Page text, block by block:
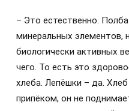
– Это естественно.
минеральных элементов,
биологически активных
чего. То есть это
хлеба. Лепёшки – да.
припёком, он не